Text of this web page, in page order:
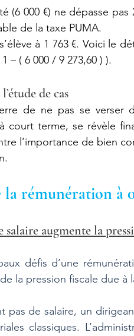
(6 000 €) ne dépasse
de la taxe PUMA.
à 1 763 €. Voici le
– ( 6 000 / 9 273,60 ) ).
de cas
de ne pas se verser
à court terme, se révèle
l’importance de bien
la rémunération à
salaire augmente la
défis d’une
la pression fiscale due à
pas de salaire, un
classiques.